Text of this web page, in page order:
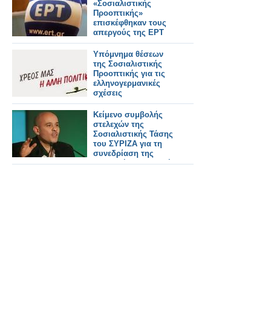
«Σοσιαλιστικής
Προοπτικής»
επισκέφθηκαν τους
απεργούς της ΕΡΤ
Υπόμνημα θέσεων
της Σοσιαλιστικής
Προοπτικής για τις
ελληνογερμανικές
σχέσεις
Κείμενο συμβολής
στελεχών της
Σοσιαλιστικής Τάσης
του ΣΥΡΙΖΑ για τη
συνεδρίαση της
Κεντρικής Επιτροπής